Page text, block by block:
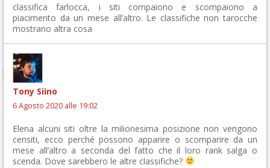
classifica farlocca, i siti compaiono e scompaiono a
piacimento da un mese all’altro. Le classifiche non tarocche
mostrano altra cosa
Tony Siino
6 Agosto 2020 alle 19:02
Elena alcuni siti oltre la milionesima posizione non vengono
censiti, ecco perché possono apparire o scomparire da un
mese all’altro a seconda del fatto che il loro rank salga o
scenda. Dove sarebbero le altre classifiche?